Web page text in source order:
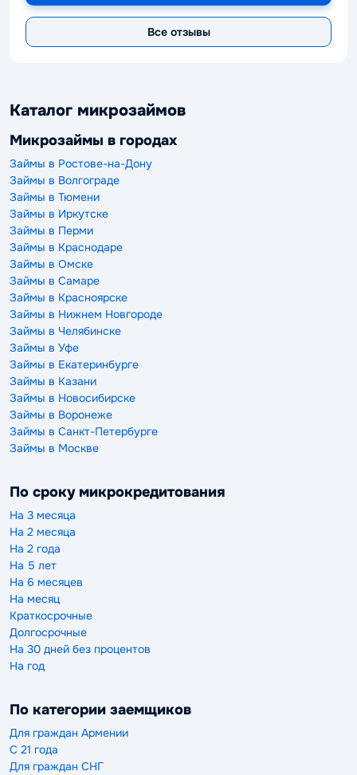
Все отзывы
Каталог микрозаймов
Микрозаймы в городах
Займы в Ростове-на-Дону
Займы в Волгограде
Займы в Тюмени
Займы в Иркутске
Займы в Перми
Займы в Краснодаре
Займы в Омске
Займы в Самаре
Займы в Красноярске
Займы в Нижнем Новгороде
Займы в Челябинске
Займы в Уфе
Займы в Екатеринбурге
Займы в Казани
Займы в Новосибирске
Займы в Воронеже
Займы в Санкт-Петербурге
Займы в Москве
По сроку микрокредитования
На 3 месяца
На 2 месяца
На 2 года
На 5 лет
На 6 месяцев
На месяц
Краткосрочные
Долгосрочные
На 30 дней без процентов
На год
По категории заемщиков
Для граждан Армении
С 21 года
Для граждан СНГ